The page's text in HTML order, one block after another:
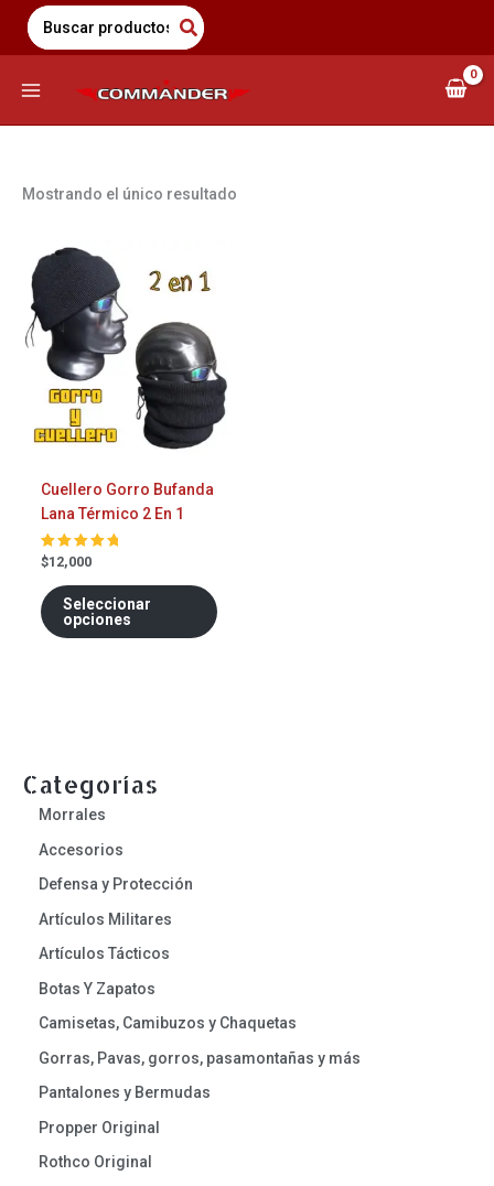
Saltar
contenido
Search
for:
Categorías
Morrales
Accesorios
Defensa y Protección
Artículos Militares
Artículos Tácticos
Botas Y Zapatos
Camisetas, Camibuzos y Chaquetas
Gorras, Pavas, gorros, pasamontañas y más
Pantalones y Bermudas
Propper Original
Rothco Original
Mostrando el único resultado
Cuellero Gorro Bufanda
Lana Térmico 2 En 1
Valorado
en
5.00
de 5
$12,000
Seleccionar
opciones
Las
opciones
se